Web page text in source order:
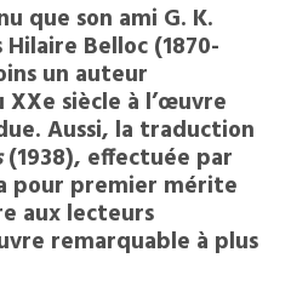
que son ami G. K.
Belloc (1870-
un auteur
siècle à l’œuvre
Aussi, la traduction
(1938), effectuée par
pour premier mérite
aux lecteurs
remarquable à plus